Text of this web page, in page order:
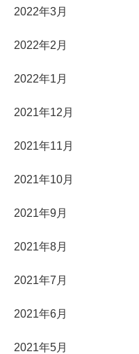
2022年3月
2022年2月
2022年1月
2021年12月
2021年11月
2021年10月
2021年9月
2021年8月
2021年7月
2021年6月
2021年5月